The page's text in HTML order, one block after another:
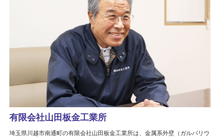
有限会社山田板金工業所
埼玉県川越市南通町の有限会社山田板金工業所は、金属系外壁（ガルバリウ